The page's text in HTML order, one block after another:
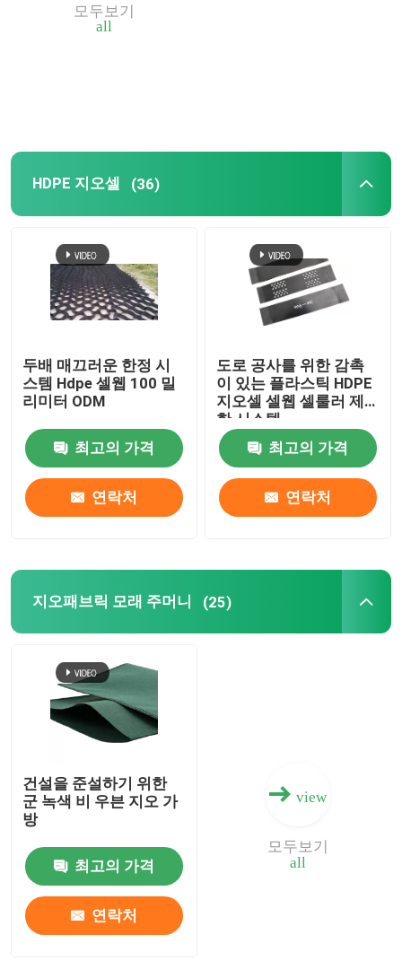
혼합 차수막
혼합 수계망
차수막 용접기
all
모두보기
HDPE 지오셀 (36)
두배 매끄러운 한정 시
스템 Hdpe 셀웹 100 밀
리미터 ODM
최고의 가격
연락처
도로 공사를 위한 감촉
이 있는 플라스틱 HDPE
지오셀 셀웹 셀룰러 제
한 시스템
최고의 가격
연락처
지오패브릭 모래 주머니 (25)
건설을 준설하기 위한
군 녹색 비 우븐 지오 가
방
최고의 가격
연락처
view
all
모두보기